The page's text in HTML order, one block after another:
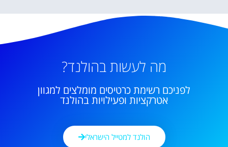
מה לעשות בהולנד?
לפניכם רשימת כרטיסים מומלצים למגוון
אטרקציות ופעילויות בהולנד
הולנד למטייל הישראלי